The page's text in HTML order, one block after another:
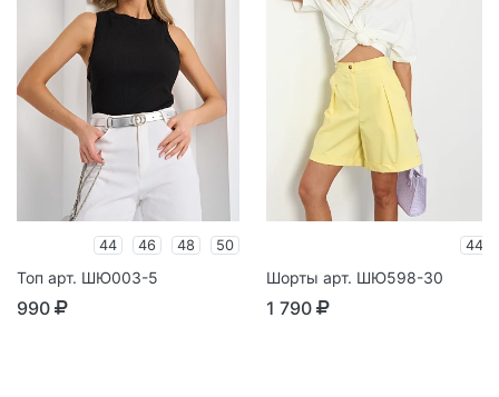
44 46 48 50
Топ арт. ШЮ003-5
990
44
Шорты арт. ШЮ598-30
1 790